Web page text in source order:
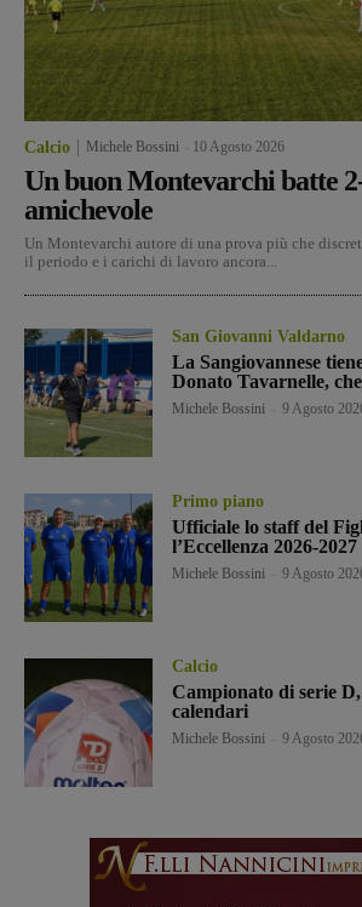
Calcio Michele Bossini 10 Agosto 2026
Un buon Montevarchi batte
amichevole
Un Montevarchi autore di una prova più che
il periodo e i carichi di lavoro ancora...
San Giovanni Valdarno
La Sangiovannese
Donato Tavarnelle,
Michele Bossini 9 Agosto
Primo piano
Ufficiale lo staff del
l’Eccellenza 2026-2027
Michele Bossini 9 Agosto
Calcio
Campionato di serie
calendari
Michele Bossini 9 Agosto